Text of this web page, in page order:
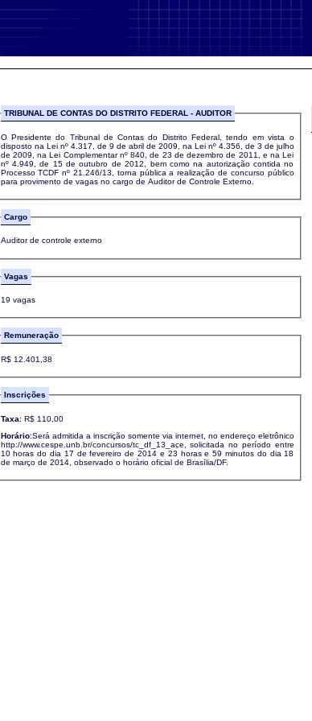
TRIBUNAL DE CONTAS DO DISTRITO FEDERAL - AUDITOR
O Presidente do Tribunal de Contas do Distrito Federal, tendo em vista o
disposto na Lei nº 4.317, de 9 de abril de 2009, na Lei nº 4.356, de 3 de julho
de 2009, na Lei Complementar nº 840, de 23 de dezembro de 2011, e na Lei
nº 4.949, de 15 de outubro de 2012, bem como na autorização contida no
Processo TCDF nº 21.246/13, torna pública a realização de concurso público
para provimento de vagas no cargo de Auditor de Controle Externo.
Cargo
Auditor de controle externo
Vagas
19 vagas
Remuneração
R$ 12.401,38
Inscrições
Taxa: R$ 110,00
Horário:Será admitida a inscrição somente via internet, no endereço eletrônico
http://www.cespe.unb.br/concursos/tc_df_13_ace, solicitada no período entre
10 horas do dia 17 de fevereiro de 2014 e 23 horas e 59 minutos do dia 18
de março de 2014, observado o horário oficial de Brasília/DF.